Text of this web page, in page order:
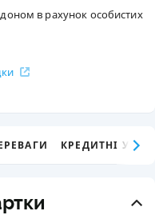
в рахунок особистих
КРЕДИТНІ